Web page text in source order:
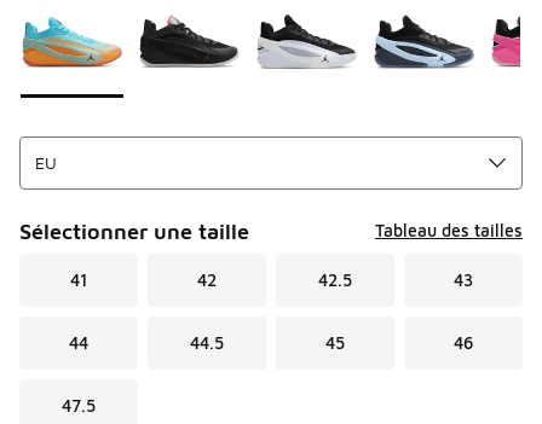
Sélectionner une taille Tableau des tailles
41 42 42.5 43
44 44.5 45 46
47.5